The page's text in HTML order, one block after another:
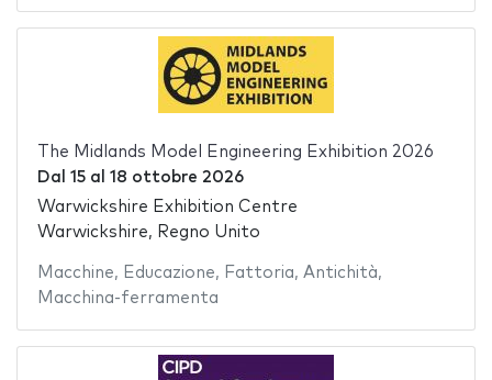
The Midlands Model Engineering Exhibition 2026
Dal 15al 18 ottobre 2026
Warwickshire Exhibition Centre
Warwickshire, Regno Unito
Macchine, Educazione, Fattoria, Antichità,
Macchina-ferramenta